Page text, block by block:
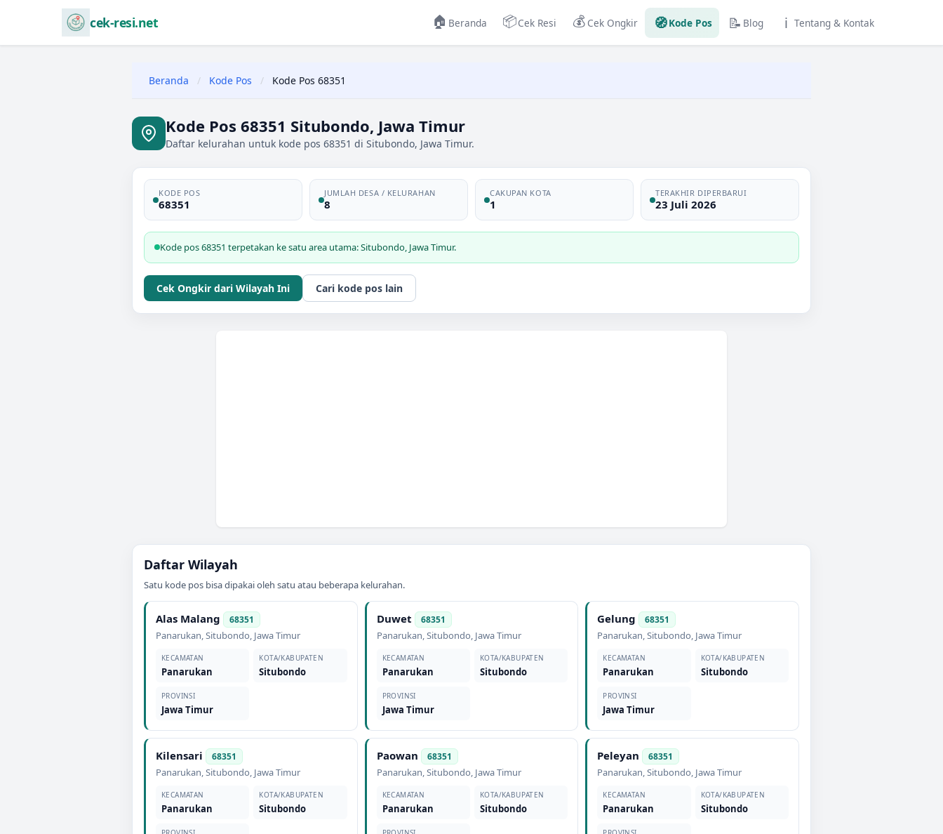
cek-resi.net 🏠 Beranda 📦Cek Resi 💰 Cek Ongkir 🧭Kode Pos 📝 Blog ℹ️ Tentang & Kontak
Beranda / Kode Pos / Kode Pos 68351
Kode Pos 68351 Situbondo, Jawa Timur
Daftar kelurahan untuk kode pos 68351 di Situbondo, Jawa Timur.
KODE POS
68351
JUMLAH DESA / KELURAHAN
8
CAKUPAN KOTA
1
TERAKHIR DIPERBARUI
23 Juli 2026
Kode pos 68351 terpetakan ke satu area utama: Situbondo, Jawa Timur.
Cek Ongkir dari Wilayah Ini Cari kode pos lain
Daftar Wilayah
Satu kode pos bisa dipakai oleh satu atau beberapa kelurahan.
Alas Malang 68351
Panarukan,Situbondo, Jawa Timur
KECAMATAN
Panarukan
KOTA/KABUPATEN
Situbondo
PROVINSI
Jawa Timur
Duwet 68351
Panarukan,Situbondo, Jawa Timur
KECAMATAN
Panarukan
KOTA/KABUPATEN
Situbondo
PROVINSI
Jawa Timur
Gelung 68351
Panarukan,Situbondo, Jawa Timur
KECAMATAN
Panarukan
KOTA/KABUPATEN
Situbondo
PROVINSI
Jawa Timur
Kilensari 68351
Panarukan,Situbondo, Jawa Timur
KECAMATAN
Panarukan
KOTA/KABUPATEN
Situbondo
Paowan 68351
Panarukan,Situbondo, Jawa Timur
KECAMATAN
Panarukan
KOTA/KABUPATEN
Situbondo
Peleyan 68351
Panarukan,Situbondo, Jawa Timur
KECAMATAN
Panarukan
KOTA/KABUPATEN
Situbondo